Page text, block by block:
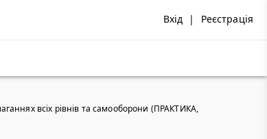
Вхід | Реєстрація
всіх рівнів та самооборони (ПРАКТИКА,